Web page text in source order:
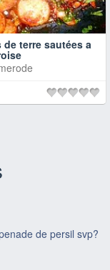
de terre sautées a
de persil svp?